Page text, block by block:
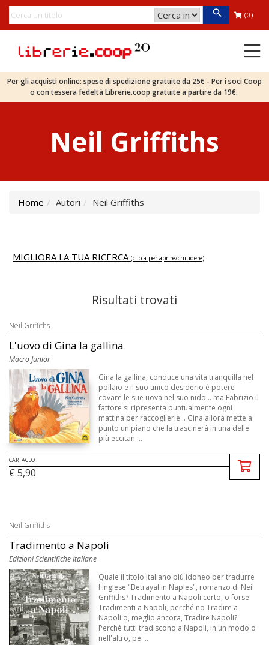
(0)
Per gli acquisti online: spese di spedizione gratuite da 25€ - Per i soci Coop
o con tessera fedeltà Librerie.coop gratuite a partire da 19€.
Neil Griffiths
Home Autori Neil Griffiths
MIGLIORA LA TUA RICERCA (clicca per aprire/chiudere)
Risultati trovati
Neil Griffiths
L'uovo di Gina la gallina
Macro Junior
Gina la gallina, conduce una vita tranquilla nel
pollaio e il suo unico desiderio è potere
covare le sue uova nel suo nido... ma Fabrizio il
fattore si ripresenta puntualmente ogni
mattina per raccoglierle... Gina allora mette a
punto un piano che la trascinerà in una delle
più eccitan ...
CARTACEO
€ 5,90
Neil Griffiths
Tradimento a Napoli
Edizioni Scientifiche Italiane
Quale il titolo italiano più idoneo per tradurre
l'inglese "Betrayal in Naples", romanzo di Neil
Griffiths? Tradimento a Napoli certo, o forse
Tradimenti a Napoli, perché no Tradire a
Napoli o, meglio ancora, Tradire Napoli?
Perché tutti tradiscono a Napoli, in un modo o
nell'altro, pe ...